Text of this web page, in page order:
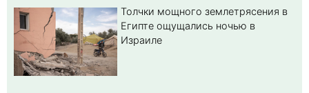
Толчки мощного землетрясения в
Египте ощущались ночью в
Израиле